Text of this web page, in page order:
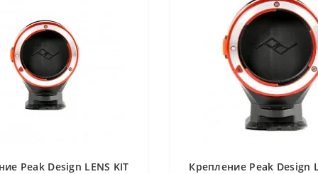
Peak Design LENS KIT
Крепление Peak Design